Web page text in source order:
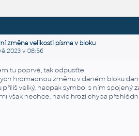
změna velikosti písma v bloku
v 08:56
tu poprvé, tak odpusťte.
hromadnou změnu v daném bloku
velký, naopak symbol s ním spojený
však nechce, navíc hrozí chyba